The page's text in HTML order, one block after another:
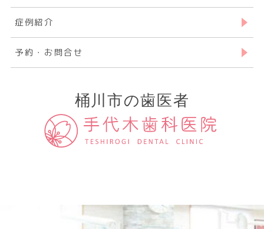
症例紹介
予約・お問合せ
桶川市の歯医者